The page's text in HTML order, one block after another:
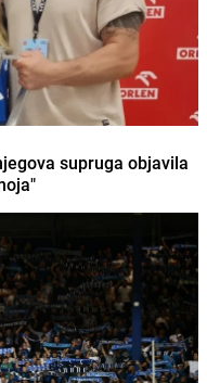
supruga objavila